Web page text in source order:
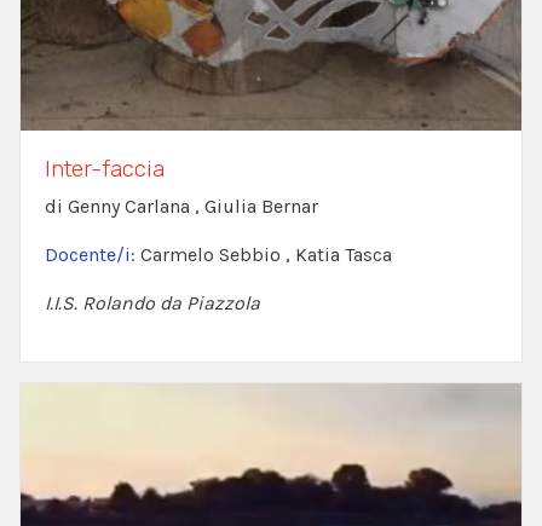
Inter-faccia
di Genny Carlana , Giulia Bernar
Docente/i: Carmelo Sebbio , Katia Tasca
I.I.S. Rolando da Piazzola